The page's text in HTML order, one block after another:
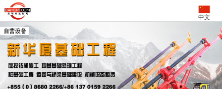
中文